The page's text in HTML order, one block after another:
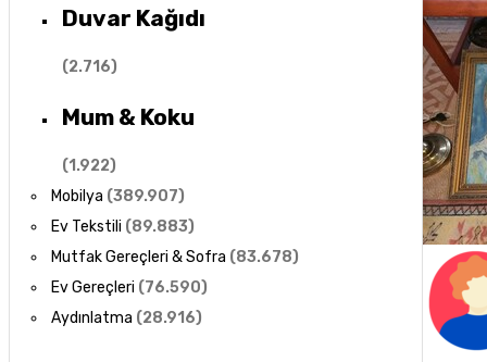
Duvar Kağıdı
(2.716)
Mum & Koku
(1.922)
Mobilya (389.907)
Ev Tekstili (89.883)
Mutfak Gereçleri & Sofra (83.678)
Ev Gereçleri (76.590)
Aydınlatma (28.916)